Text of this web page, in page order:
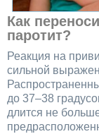
Как
паротит?
Реакция на
сильной
до 37–38
длится не